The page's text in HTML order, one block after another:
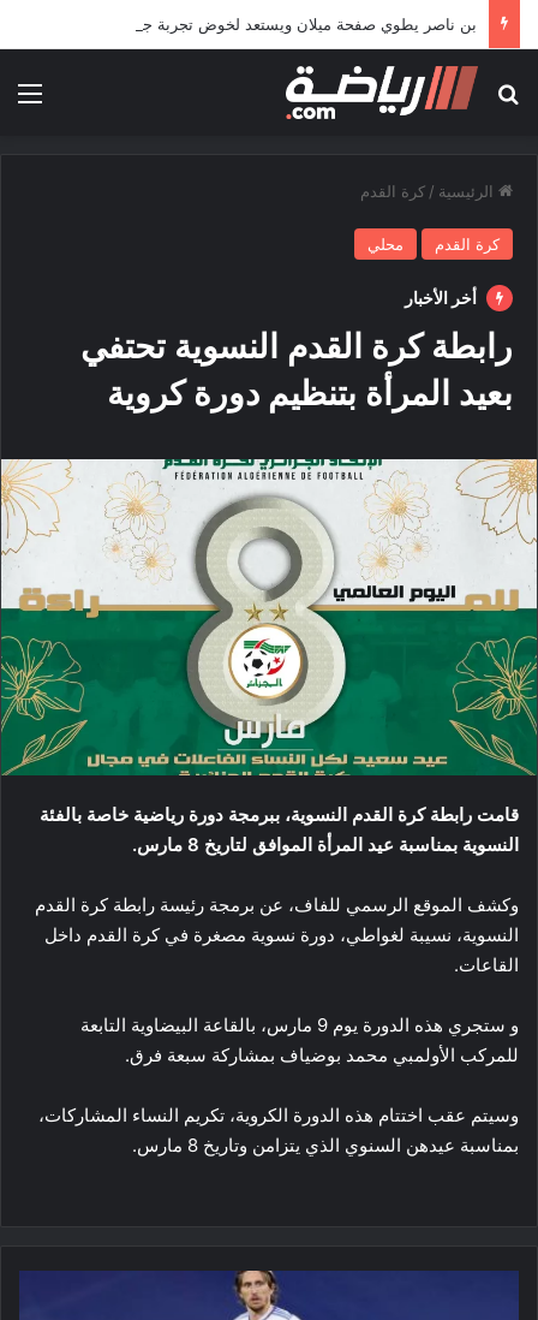
بحث عن
الرئيسية / كرة القدم
كرة القدم محلي
أخر الأخبار
رابطة كرة القدم النسوية تحتفي
بعيد المرأة بتنظيم دورة كروية
قامت رابطة كرة القدم النسوية، ببرمجة دورة رياضية خاصة بالفئة
النسوية بمناسبة عيد المرأة الموافق لتاريخ 8 مارس.
وكشف الموقع الرسمي للفاف، عن برمجة رئيسة رابطة كرة القدم
النسوية، نسيبة لغواطي، دورة نسوية مصغرة في كرة القدم داخل
القاعات.
و ستجري هذه الدورة يوم 9 مارس، بالقاعة البيضاوية التابعة
للمركب الأولمبي محمد بوضياف بمشاركة سبعة فرق.
وسيتم عقب اختتام هذه الدورة الكروية، تكريم النساء المشاركات،
بمناسبة عيدهن السنوي الذي يتزامن وتاريخ 8 مارس.